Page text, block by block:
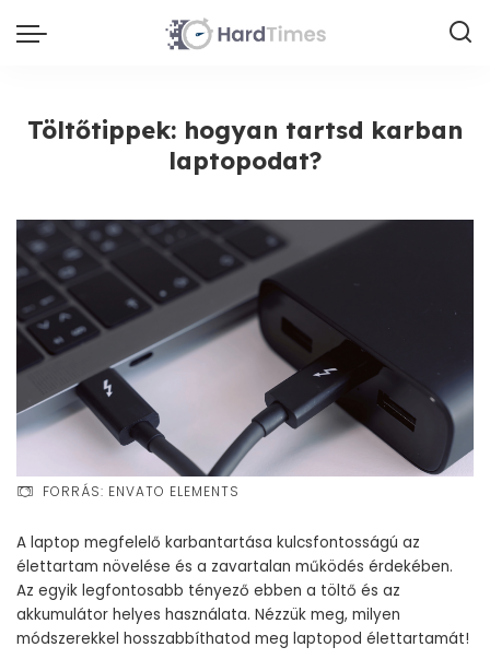
Töltőtippek: hogyan tartsd karban
laptopodat?
FORRÁS: ENVATO ELEMENTS
A laptop megfelelő karbantartása kulcsfontosságú az
élettartam növelése és a zavartalan működés érdekében.
Az egyik legfontosabb tényező ebben a töltő és az
akkumulátor helyes használata. Nézzük meg, milyen
módszerekkel hosszabbíthatod meg laptopod élettartamát!